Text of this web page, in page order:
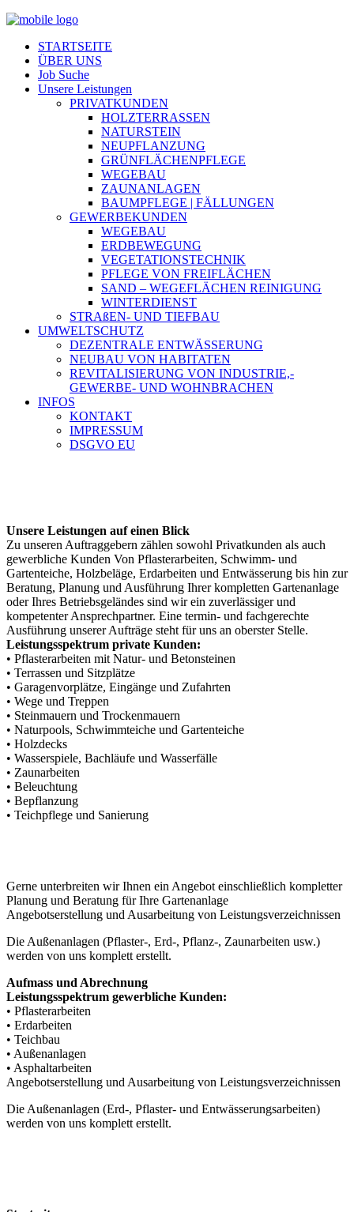
STARTSEITE
ÜBER UNS
Job Suche
Unsere Leistungen
PRIVATKUNDEN
HOLZTERRASSEN
NATURSTEIN
NEUPFLANZUNG
GRÜNFLÄCHENPFLEGE
WEGEBAU
ZAUNANLAGEN
BAUMPFLEGE | FÄLLUNGEN
GEWERBEKUNDEN
WEGEBAU
ERDBEWEGUNG
VEGETATIONSTECHNIK
PFLEGE VON FREIFLÄCHEN
SAND – WEGEFLÄCHEN REINIGUNG
WINTERDIENST
STRAßEN- UND TIEFBAU
UMWELTSCHUTZ
DEZENTRALE ENTWÄSSERUNG
NEUBAU VON HABITATEN
REVITALISIERUNG VON INDUSTRIE,-
GEWERBE- UND WOHNBRACHEN
INFOS
KONTAKT
IMPRESSUM
DSGVO EU
Unsere Leistungen auf einen Blick
Zu unseren Auftraggebern zählen sowohl Privatkunden als auch
gewerbliche Kunden Von Pflasterarbeiten, Schwimm- und
Gartenteiche, Holzbeläge, Erdarbeiten und Entwässerung bis hin zur
Beratung, Planung und Ausführung Ihrer kompletten Gartenanlage
oder Ihres Betriebsgeländes sind wir ein zuverlässiger und
kompetenter Ansprechpartner. Eine termin- und fachgerechte
Ausführung unserer Aufträge steht für uns an oberster Stelle.
Leistungsspektrum private Kunden:
• Pflasterarbeiten mit Natur- und Betonsteinen
• Terrassen und Sitzplätze
• Garagenvorplätze, Eingänge und Zufahrten
• Wege und Treppen
• Steinmauern und Trockenmauern
• Naturpools, Schwimmteiche und Gartenteiche
• Holzdecks
• Wasserspiele, Bachläufe und Wasserfälle
• Zaunarbeiten
• Beleuchtung
• Bepflanzung
• Teichpflege und Sanierung
Gerne unterbreiten wir Ihnen ein Angebot einschließlich kompletter
Planung und Beratung für Ihre Gartenanlage
Angebotserstellung und Ausarbeitung von Leistungsverzeichnissen
Die Außenanlagen (Pflaster-, Erd-, Pflanz-, Zaunarbeiten usw.)
werden von uns komplett erstellt.
Aufmass und Abrechnung
Leistungsspektrum gewerbliche Kunden:
• Pflasterarbeiten
• Erdarbeiten
• Teichbau
• Außenanlagen
• Asphaltarbeiten
Angebotserstellung und Ausarbeitung von Leistungsverzeichnissen
Die Außenanlagen (Erd-, Pflaster- und Entwässerungsarbeiten)
werden von uns komplett erstellt.